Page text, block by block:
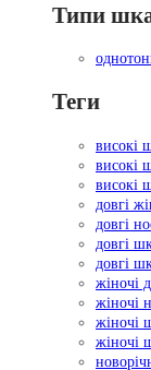
Типи
Теги
високі
високі
високі
довгі
довгі
довгі
довгі
жіночі
жіночі
жіночі
жіночі